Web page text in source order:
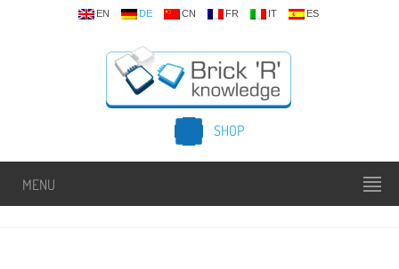
EN DE CN FR IT ES
SHOP
MENU